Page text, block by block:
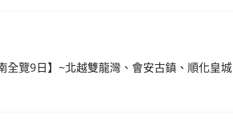
全覽9日】~北越雙龍灣、會安古鎮、順化皇